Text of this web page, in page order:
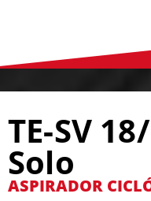
TE-SV
Solo
ASPIRADOR